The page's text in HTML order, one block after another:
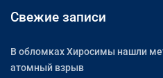
Свежие записи
В обломках Хиросимы нашли
атомный взрыв